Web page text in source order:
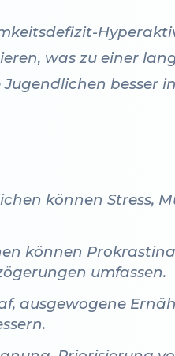
was zu einer
besser
können Stress,
können
umfassen.
ausgewogene